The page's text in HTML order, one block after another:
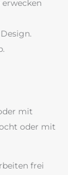
mit
oder mit
frei